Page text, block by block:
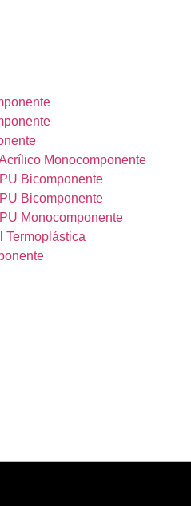
Monocomponente
Bicomponente
Bicomponente
Monocomponente
Termoplástica